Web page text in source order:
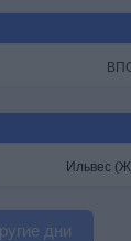
Ильвес
дни